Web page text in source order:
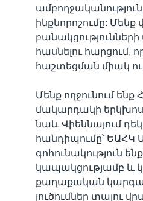
ինքնորոշումը:
հասնելու
հաշտեցման միակ
Մենք ողջունում
մակարդակի
նաև Վիեննայում
հանդիպումը՝
գոհունակություն
կապակցությամբ և
քաղաքական
լուծումներ տալու